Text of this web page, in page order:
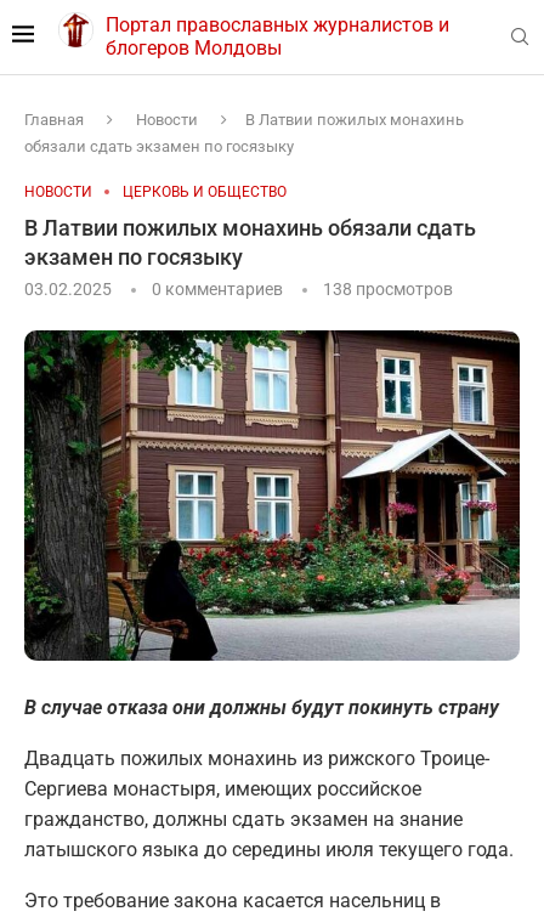
Портал православных журналистов и
блогеров Молдовы
Главная Новости
В Латвии пожилых монахинь
обязали сдать экзамен по госязыку
НОВОСТИ ЦЕРКОВЬ И ОБЩЕСТВО
В Латвии пожилых монахинь обязали сдать
экзамен по госязыку
03.02.2025 0 комментариев 138 просмотров
В случае отказа они должны будут покинуть страну
Двадцать пожилых монахинь из рижского Троице-
Сергиева монастыря, имеющих российское
гражданство, должны сдать экзамен на знание
латышского языка до середины июля текущего года.
Это требование закона касается насельниц в